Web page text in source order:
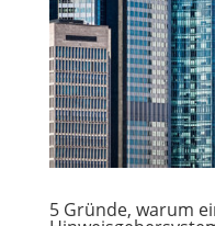
5 Gründe, warum